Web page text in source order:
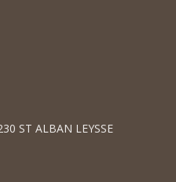
ST ALBAN LEYSSE